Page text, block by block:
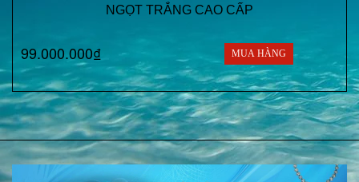
NGỌT TRẮNG CAO CẤP
99.000.000₫ MUA HÀNG